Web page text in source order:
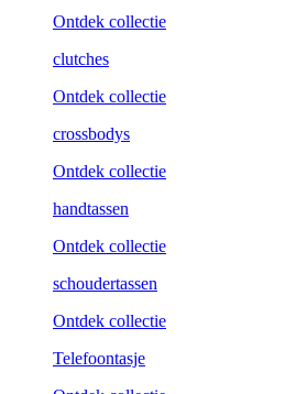
Ontdek collectie
clutches
Ontdek collectie
crossbodys
Ontdek collectie
handtassen
Ontdek collectie
schoudertassen
Ontdek collectie
Telefoontasje